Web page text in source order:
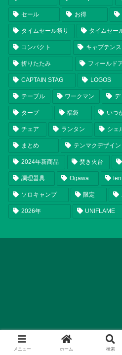
セール お得
タイムセール祭り タイムセー
コンパクト キャプテン
折りたたみ フィールド
CAPTAIN STAG LOGOS
テーブル ワークマン デ
タープ 福袋 いつ
チェア ランタン シェ
まとめ テンマクデザイン
2024年新商品 焚き火台
調理器具 Ogawa
ソロキャンプ 限定
2026年 UNIFLAME
メニュー ホーム 検索